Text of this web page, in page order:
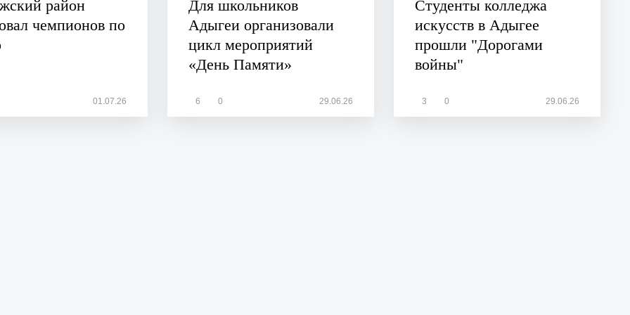
район
чемпионов по
01.07.26
Для школьников
Адыгеи организовали
цикл мероприятий
«День Памяти»
6 0 29.06.26
Студенты колледжа
искусств в Адыгее
прошли "Дорогами
войны"
3 0 29.06.26